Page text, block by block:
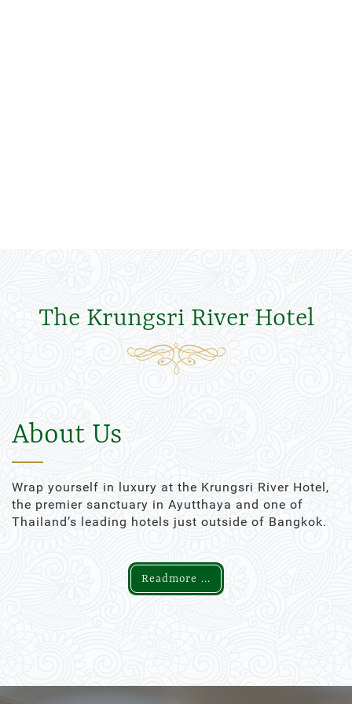
The Krungsri River Hotel
About Us
Wrap yourself in luxury at the Krungsri River Hotel,
the premier sanctuary in Ayutthaya and one of
Thailand’s leading hotels just outside of Bangkok.
Readmore ...